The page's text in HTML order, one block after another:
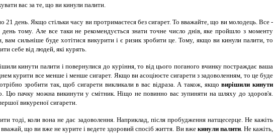
вас за те, що ви кинули палити.
21 день. Якщо стільки часу ви протримаєтеся без сигарет. То вважайте, що ви молодець. Все -
тому. Але все таки не рекомендується знати точне число днів, яке пройшло з моменту
сильніше буде хотітися викурити і є ризик зробити це. Тому, якщо ви кинули палити, то
себе від людей, які курять.
кинути палити і повернулися до куріння, то від цього поганого вчинку постраждає ваша
курити все менше і менше сигарет. Якщо ви асоціюєте сигарети з задоволенням, то це буде
зробити так, щоб сигарети викликали в вас відраза. А також, якщовирішили кинути
Цю пачку можна викинути у смітник. Ніщо не повинно вас зупиняти на шляху до здоров'я.
викуреної сигарети.
тоді, коли вона не дає задоволення. Наприклад, після пробудження натщесерце. Не кажіть
що ви вже не курите і ведете здоровий спосіб життя. Ви вже кинули палити. Не кажіть,